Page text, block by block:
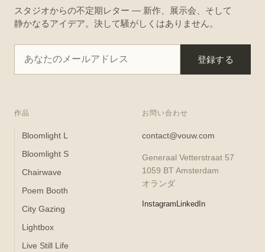
スタジオからの不定期レター — 新作、展示会、そして
静かなるアイデア。決して騒がしくはありません。
登録する
作品
Bloomlight L
Bloomlight S
Chairwave
Poem Booth
City Gazing
Lightbox
Live Still Life
お問い合わせ
contact@vouw.com
Generaal Vetterstraat 57
1059 BT Amsterdam
オランダ
InstagramLinkedIn